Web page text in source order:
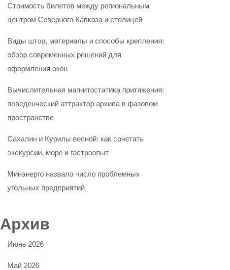
Стоимость билетов между региональным
центром Северного Кавказа и столицей
Виды штор, материалы и способы крепления:
обзор современных решений для
оформления окон
Вычислительная магнитостатика притяжения:
поведенческий аттрактор архива в фазовом
пространстве
Сахалин и Курилы весной: как сочетать
экскурсии, море и гастроопыт
Минэнерго назвало число проблемных
угольных предприятий
Архив
Июнь 2026
Май 2026